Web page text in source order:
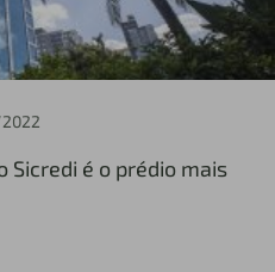
Sicredi é o prédio mais